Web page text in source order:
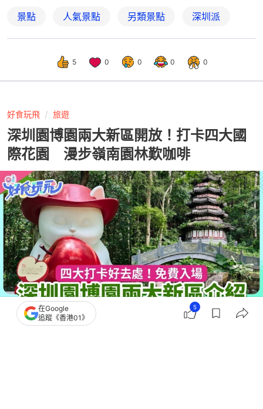
景點 人氣景點 另類景點 深圳派
5 0 0 0 0
好食玩飛 旅遊
深圳園博園兩大新區開放！打卡四大國
際花園 漫步嶺南園林歎咖啡
撰文：ShenzhenWeekly
在Google
追蹤《香港01》
5